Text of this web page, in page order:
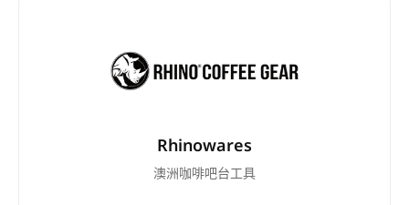
Rhinowares
澳洲咖啡吧台工具